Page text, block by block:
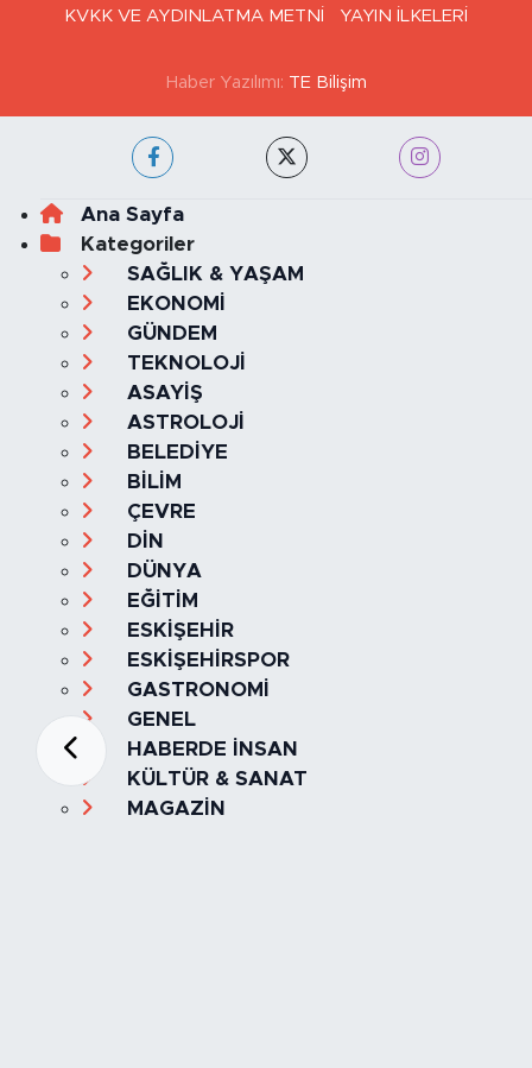
KVKK VE AYDINLATMA METNİ
YAYIN İLKELERİ
Haber Yazılımı: TE Bilişim
Ana Sayfa
Kategoriler
SAĞLIK & YAŞAM
EKONOMİ
GÜNDEM
TEKNOLOJİ
ASAYİŞ
ASTROLOJİ
BELEDİYE
BİLİM
ÇEVRE
DİN
DÜNYA
EĞİTİM
ESKİŞEHİR
ESKİŞEHİRSPOR
GASTRONOMİ
GENEL
HABERDE İNSAN
KÜLTÜR & SANAT
MAGAZİN